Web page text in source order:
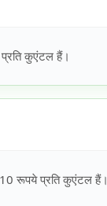
कुएंटल हैं।
रूपये प्रति कुएंटल हैं।